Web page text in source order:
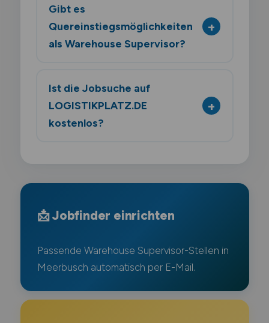
Gibt es
Quereinstiegsmöglichkeiten
als Warehouse Supervisor?
Ist die Jobsuche auf
LOGISTIKPLATZ.DE
kostenlos?
📩 Jobfinder einrichten
Passende Warehouse Supervisor-Stellen in
Meerbusch automatisch per E-Mail.